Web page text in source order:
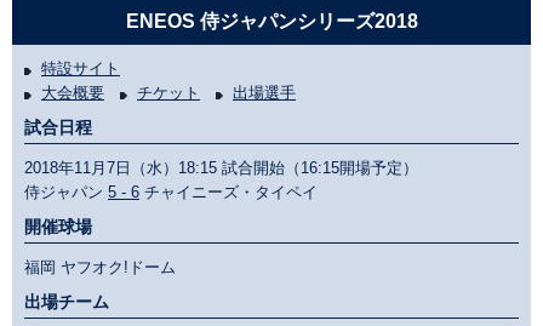
ENEOS 侍ジャパンシリーズ2018
特設サイト
大会概要
チケット 出場選手
試合日程
2018年11月7日（水）18:15 試合開始（16:15開場予定）
侍ジャパン 5 - 6 チャイニーズ・タイペイ
開催球場
福岡 ヤフオク!ドーム
出場チーム